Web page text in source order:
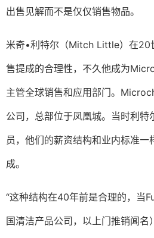
出售见解而不是仅仅销售物品。
米奇•利特尔（Mitch Little）在20
售提成的合理性，不久他成为
主管全球销售和应用部门。
公司，总部位于凤凰城。当时利
员，他们的薪资结构和业内标准
成。
“这种结构在40年前是合理的，当
国清洁产品公司，以上门推销闻名